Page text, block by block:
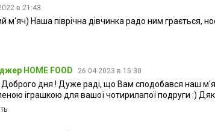
в 21:43
м‘яч) Наша піврічна дівчинка радо ним грається,
HOME FOOD 26.04.2023 в 15:30
Доброго дня ! Дуже раді, що Вам сподобався наш
іграшкою для вашої чотирилапої подруги :)